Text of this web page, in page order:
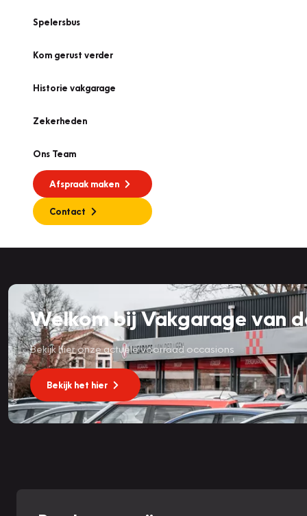
Spelersbus
Kom gerust verder
Historie vakgarage
Zekerheden
Ons Team
Afspraak maken
Contact
Welkom bij Vakgarage van
Bekijk hier onze actuele voorraad occasions
Bekijk het hier